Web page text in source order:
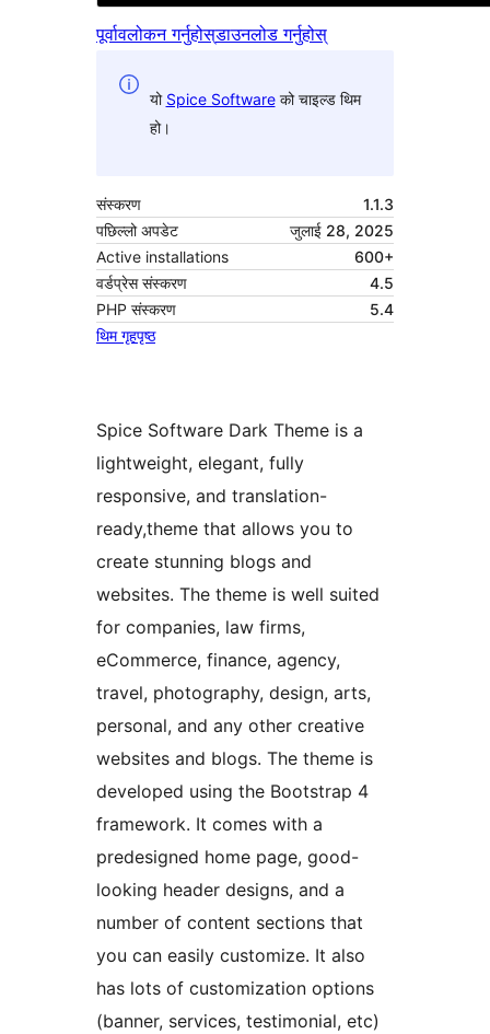
पूर्वावलोकन गर्नुहोस्डाउनलोड गर्नुहोस्
यो Spice Softwareको चाइल्ड थिम
हो।
संस्करण
1.1.3
पछिल्लो अपडेट
जुलाई 28, 2025
Active installations
600+
वर्डप्रेस संस्करण
4.5
PHP संस्करण
5.4
थिम गृहपृष्ठ
Spice Software Dark Theme is a
lightweight, elegant, fully
responsive, and translation-
ready,theme that allows you to
create stunning blogs and
websites. The theme is well suited
for companies, law firms,
eCommerce, finance, agency,
travel, photography, design, arts,
personal, and any other creative
websites and blogs. The theme is
developed using the Bootstrap 4
framework. It comes with a
predesigned home page, good-
looking header designs, and a
number of content sections that
you can easily customize. It also
has lots of customization options
(banner, services, testimonial, etc)